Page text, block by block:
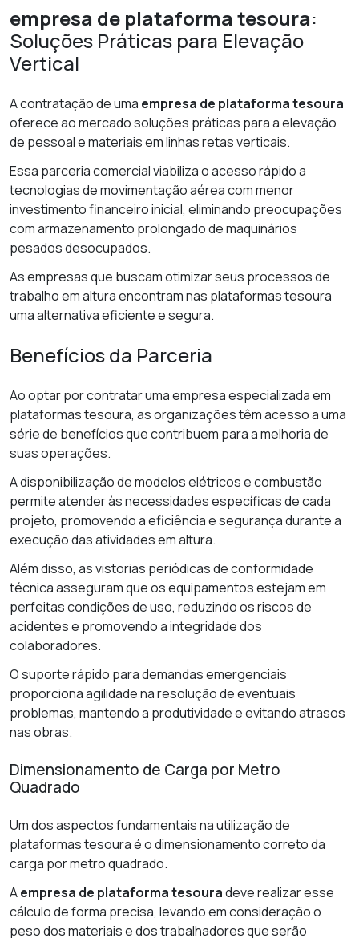
empresa de plataforma tesoura:
Soluções Práticas para Elevação
Vertical
A contratação de uma empresa de plataforma tesoura
oferece ao mercado soluções práticas para a elevação
de pessoal e materiais em linhas retas verticais.
Essa parceria comercial viabiliza o acesso rápido a
tecnologias de movimentação aérea com menor
investimento financeiro inicial, eliminando preocupações
com armazenamento prolongado de maquinários
pesados desocupados.
As empresas que buscam otimizar seus processos de
trabalho em altura encontram nas plataformas tesoura
uma alternativa eficiente e segura.
Benefícios da Parceria
Ao optar por contratar uma empresa especializada em
plataformas tesoura, as organizações têm acesso a uma
série de benefícios que contribuem para a melhoria de
suas operações.
A disponibilização de modelos elétricos e combustão
permite atender às necessidades específicas de cada
projeto, promovendo a eficiência e segurança durante a
execução das atividades em altura.
Além disso, as vistorias periódicas de conformidade
técnica asseguram que os equipamentos estejam em
perfeitas condições de uso, reduzindo os riscos de
acidentes e promovendo a integridade dos
colaboradores.
O suporte rápido para demandas emergenciais
proporciona agilidade na resolução de eventuais
problemas, mantendo a produtividade e evitando atrasos
nas obras.
Dimensionamento de Carga por Metro
Quadrado
Um dos aspectos fundamentais na utilização de
plataformas tesoura é o dimensionamento correto da
carga por metro quadrado.
Aempresa de plataforma tesouradeve realizar esse
cálculo de forma precisa, levando em consideração o
peso dos materiais e dos trabalhadores que serão